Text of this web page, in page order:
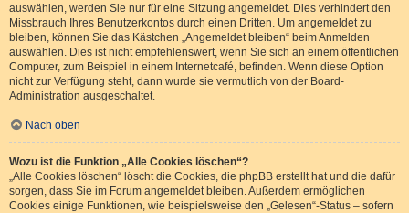
auswählen, werden Sie nur für eine Sitzung angemeldet. Dies verhindert den
Missbrauch Ihres Benutzerkontos durch einen Dritten. Um angemeldet zu
bleiben, können Sie das Kästchen „Angemeldet bleiben“ beim Anmelden
auswählen. Dies ist nicht empfehlenswert, wenn Sie sich an einem öffentlichen
Computer, zum Beispiel in einem Internetcafé, befinden. Wenn diese Option
nicht zur Verfügung steht, dann wurde sie vermutlich von der Board-
Administration ausgeschaltet.
Nach oben
Wozu ist die Funktion „Alle Cookies löschen“?
„Alle Cookies löschen“ löscht die Cookies, die phpBB erstellt hat und die dafür
sorgen, dass Sie im Forum angemeldet bleiben. Außerdem ermöglichen
Cookies einige Funktionen, wie beispielsweise den „Gelesen“-Status – sofern